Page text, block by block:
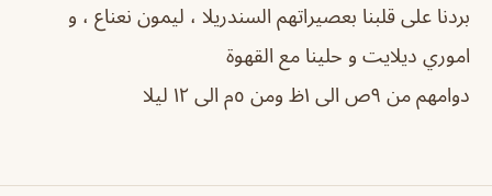
بردنا على قلبنا بعصيراتهم السندريلا ، ليمون نعناع ، و
اموري ديلايت و حلينا مع القهوة
دوامهم من ٩ص الى ١ظ ومن ٥م الى ١٢ ليلا